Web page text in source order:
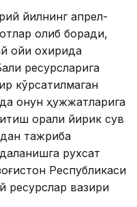
йилнинг апрел-
олиб боради,
ойи охирида
ресурсларига
кўрсатилмаган
қонун ҳужжатларига
орқали йирик сув
тажриба
рухсат
Республикаси
ресурслар вазири